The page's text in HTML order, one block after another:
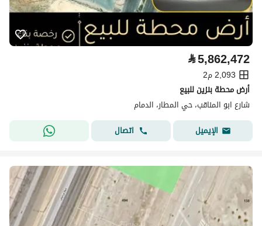
⃁5,862,472
2,093 م2
أرض محطة بنزين للبيع
شارع ابو المناقب، حي المطار، الدمام
الإيميل
اتصال